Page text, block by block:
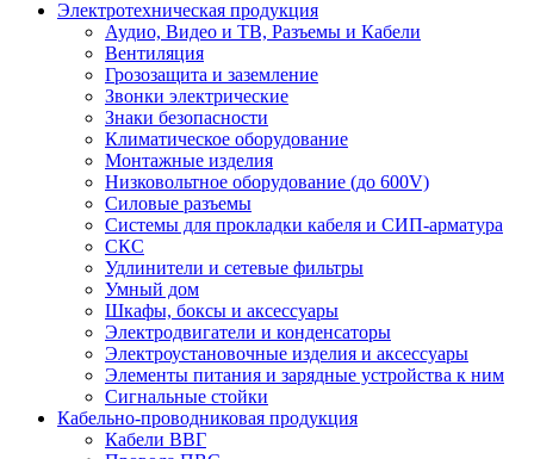
Электротехническая продукция
Аудио, Видео и ТВ, Разъемы и Кабели
Вентиляция
Грозозащита и заземление
Звонки электрические
Знаки безопасности
Климатическое оборудование
Монтажные изделия
Низковольтное оборудование (до 600V)
Силовые разъемы
Системы для прокладки кабеля и СИП-арматура
СКС
Удлинители и сетевые фильтры
Умный дом
Шкафы, боксы и аксессуары
Электродвигатели и конденсаторы
Электроустановочные изделия и аксессуары
Элементы питания и зарядные устройства к ним
Сигнальные стойки
Кабельно-проводниковая продукция
Кабели ВВГ